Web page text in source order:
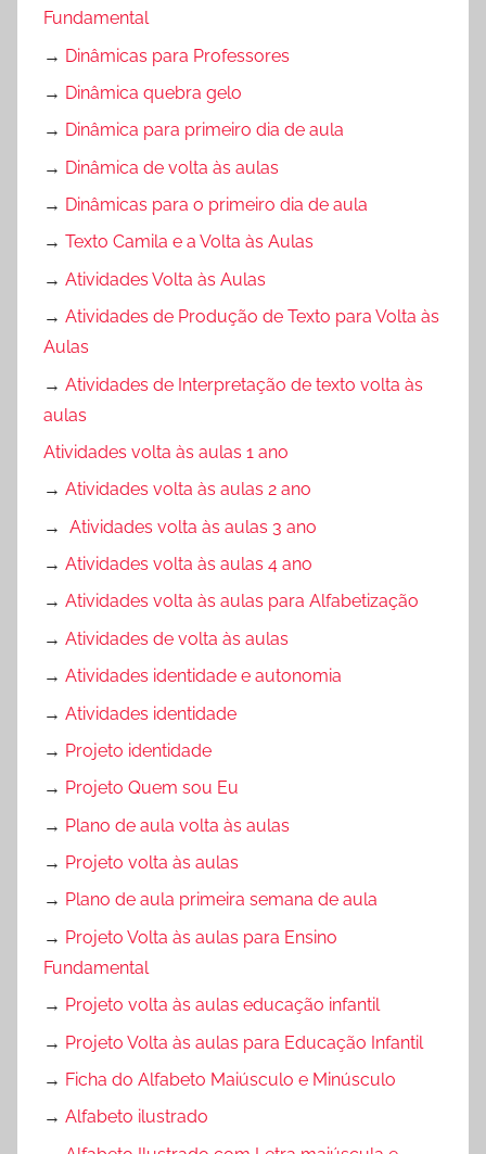
Fundamental
→ Dinâmicas para Professores
→ Dinâmica quebra gelo
→ Dinâmica para primeiro dia de aula
→ Dinâmica de volta às aulas
→ Dinâmicas para o primeiro dia de aula
→ Texto Camila e a Volta às Aulas
→ Atividades Volta às Aulas
→ Atividades de Produção de Texto para Volta às
Aulas
→ Atividades de Interpretação de texto volta às
aulas
Atividades volta às aulas 1 ano
→ Atividades volta às aulas 2 ano
→ Atividades volta às aulas 3 ano
→ Atividades volta às aulas 4 ano
→ Atividades volta às aulas para Alfabetização
→ Atividades de volta às aulas
→ Atividades identidade e autonomia
→ Atividades identidade
→ Projeto identidade
→ Projeto Quem sou Eu
→ Plano de aula volta às aulas
→ Projeto volta às aulas
→ Plano de aula primeira semana de aula
→ Projeto Volta às aulas para Ensino
Fundamental
→ Projeto volta às aulas educação infantil
→ Projeto Volta às aulas para Educação Infantil
→ Ficha do Alfabeto Maiúsculo e Minúsculo
→ Alfabeto ilustrado